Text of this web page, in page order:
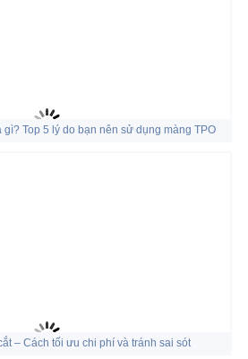
gì? Top 5 lý do bạn nên sử dụng màng TPO
– Cách tối ưu chi phí và tránh sai sót